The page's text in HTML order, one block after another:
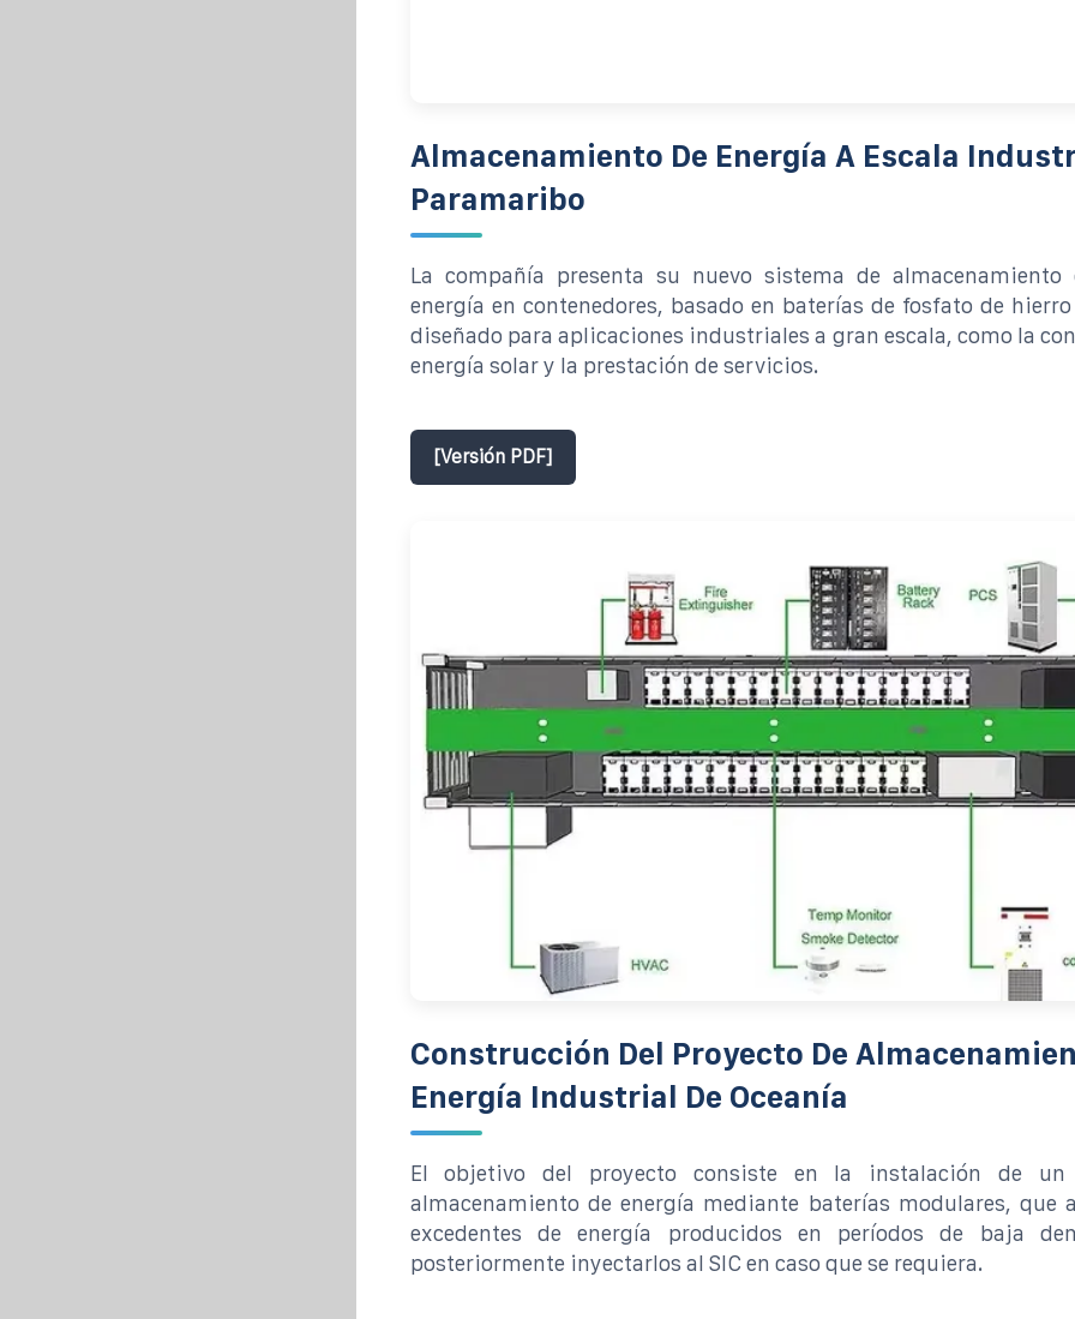
Almacenamiento De Energía A Escala
Paramaribo
La compañía presenta su nuevo sistema de almacenamiento
energía en contenedores, basado en baterías de fosfato de
diseñado para aplicaciones industriales a gran escala, como la
energía solar y la prestación de servicios.
[Versión PDF]
Construcción Del Proyecto De
Energía Industrial De Oceanía
El objetivo del proyecto consiste en la instalación de un
almacenamiento de energía mediante baterías modulares, que
excedentes de energía producidos en períodos de baja
posteriormente inyectarlos al SIC en caso que se requiera.